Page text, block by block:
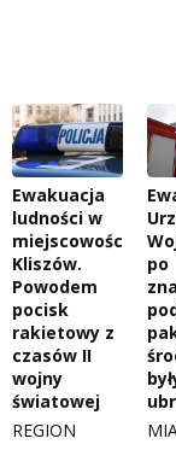
Ewakuacja
ludności w
miejscowości
Kliszów.
Powodem
pocisk
rakietowy z
czasów II
wojny
światowej
REGION
po